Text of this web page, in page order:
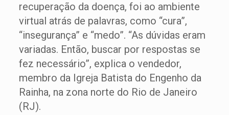
recuperação da doença, foi ao ambiente
virtual atrás de palavras, como “cura”,
“insegurança” e “medo”. “As dúvidas eram
variadas. Então, buscar por respostas se
fez necessário”, explica o vendedor,
membro da Igreja Batista do Engenho da
Rainha, na zona norte do Rio de Janeiro
(RJ).